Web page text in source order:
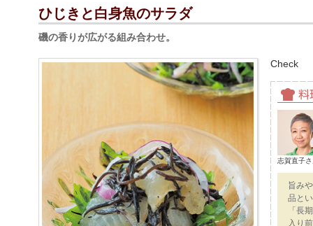
ひじきと白身魚のサラダ
磯の香りが広がる組み合わせ。
Check
志賀直子
旨み
品と
「長
入り